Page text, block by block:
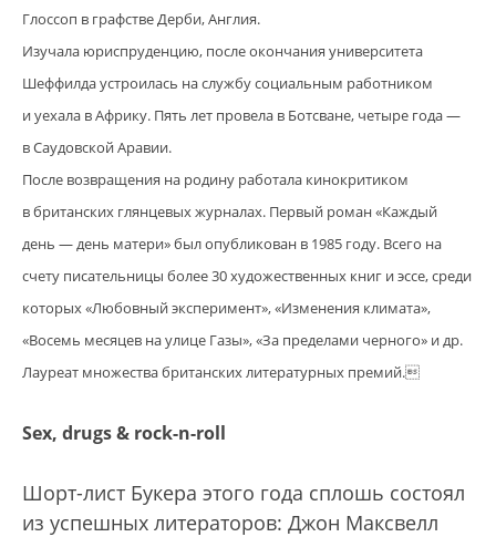
Глоссоп в графстве Дерби, Англия.
Изучала юриспруденцию, после окончания университета
Шеффилда устроилась на службу социальным работником
и уехала в Африку. Пять лет провела в Ботсване, четыре года —
в Саудовской Аравии.
После возвращения на родину работала кинокритиком
в британских глянцевых журналах. Первый роман «Каждый
день — день матери» был опубликован в 1985 году. Всего на
счету писательницы более 30 художественных книг и эссе, среди
которых «Любовный эксперимент», «Изменения климата»,
«Восемь месяцев на улице Газы», «За пределами черного» и др.
Лауреат множества британских литературных премий.
Sex, drugs & rock-n-roll
Шорт-лист Букера этого года сплошь состоял
из успешных литераторов: Джон Максвелл